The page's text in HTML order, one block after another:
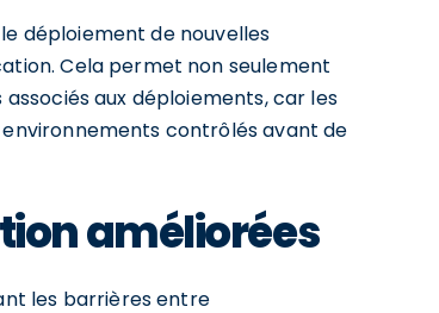
déploiement de nouvelles
Cela permet non seulement
aux déploiements, car les
contrôlés avant de
améliorées
les barrières entre